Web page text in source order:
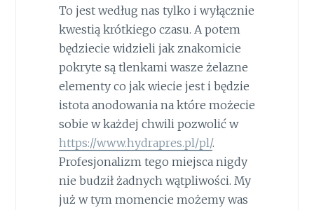
To jest według nas tylko i wyłącznie
kwestią krótkiego czasu. A potem
będziecie widzieli jak znakomicie
pokryte są tlenkami wasze żelazne
elementy co jak wiecie jest i będzie
istota anodowania na które możecie
sobie w każdej chwili pozwolić w
https://www.hydrapres.pl/pl/.
Profesjonalizm tego miejsca nigdy
nie budził żadnych wątpliwości. My
już w tym momencie możemy was